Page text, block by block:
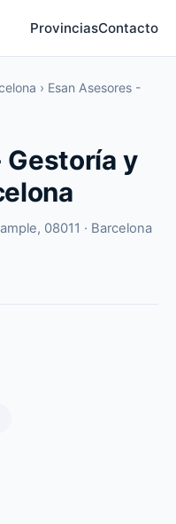
ProvinciasContacto
› Esan Asesores -
Gestoría y
08011 · Barcelona